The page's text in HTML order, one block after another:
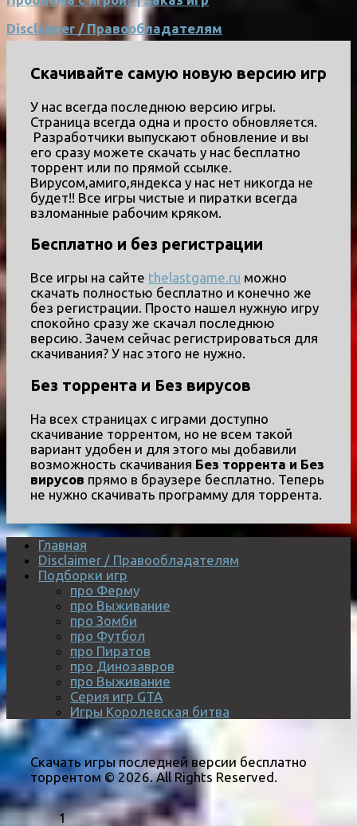
Disclaimer / Правообладателям
Скачивайте самую новую версию игр
У нас всегда последнюю версию игры.
Страница всегда одна и просто обновляется.
Разработчики выпускают обновление и вы
его сразу можете скачать у нас бесплатно
торрент или по прямой ссылке.
Вирусом,амиго,яндекса у нас нет никогда не
будет!! Все игры чистые и пиратки всегда
взломанные рабочим кряком.
Бесплатно и без регистрации
Все игры на сайте thelastgame.ru можно
скачать полностью бесплатно и конечно же
без регистрации. Просто нашел нужную игру
спокойно сразу же скачал последнюю
версию. Зачем сейчас регистрироваться для
скачивания? У нас этого не нужно.
Без торрента и Без вирусов
На всех страницах с играми доступно
скачивание торрентом, но не всем такой
вариант удобен и для этого мы добавили
возможность скачивания Без торрента и Без
вирусов прямо в браузере бесплатно. Теперь
не нужно скачивать программу для торрента.
Главная
Disclaimer / Правообладателям
Подборки игр
про Ферму
про Выживание
про Зомби
про Футбол
про Пиратов
про Динозавров
про Выживание
Серия игр GTA
Игры Королевская битва
Скачать игры последней версии бесплатно
торрентом © 2026. All Rights Reserved.
1